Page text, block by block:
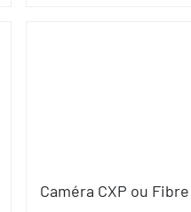
Caméra CXP ou Fibre